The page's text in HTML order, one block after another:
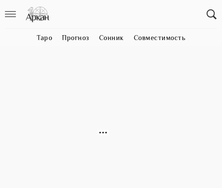
Таро Прогноз Сонник Совместимость